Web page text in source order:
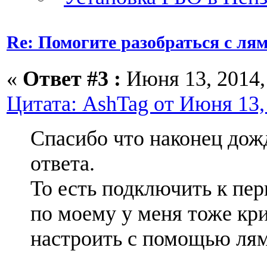
Re: Помогите разобраться с
« Ответ #3 : Июня 13,
Цитата: AshTag от Июня
Спасибо что наконец
ответа.
То есть подключить к
по моему у меня тоже
настроить с помощью